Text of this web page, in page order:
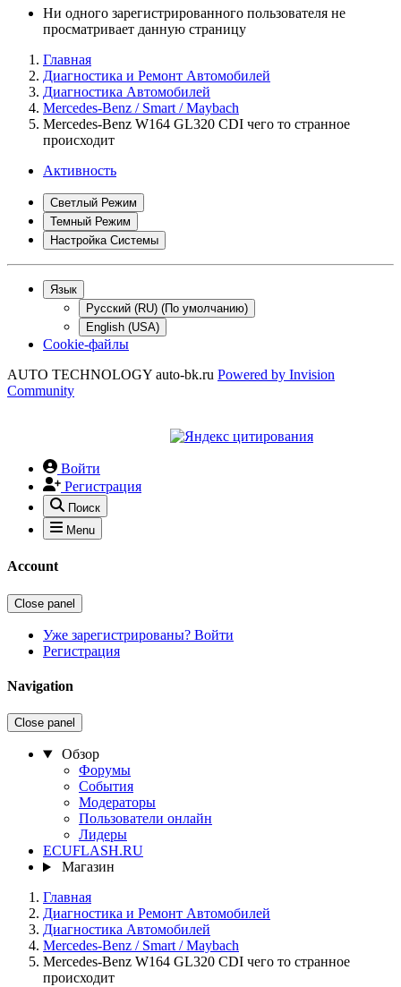
Ни одного зарегистрированного пользователя не
просматривает данную страницу
Главная
Диагностика и Ремонт Автомобилей
Диагностика Автомобилей
Mercedes-Benz / Smart / Maybach
Mercedes-Benz W164 GL320 CDI чего то странное
происходит
Активность
Светлый Режим
Темный Режим
Настройка Системы
Язык
Русский (RU) (По умолчанию)
English (USA)
Cookie-файлы
AUTO TECHNOLOGY auto-bk.ru Powered by Invision
Community
Войти
Регистрация
Поиск
Menu
Account
Close panel
Уже зарегистрированы? Войти
Регистрация
Navigation
Close panel
Обзор
Форумы
События
Модераторы
Пользователи онлайн
Лидеры
ECUFLASH.RU
Магазин
Главная
Диагностика и Ремонт Автомобилей
Диагностика Автомобилей
Mercedes-Benz / Smart / Maybach
Mercedes-Benz W164 GL320 CDI чего то странное
происходит